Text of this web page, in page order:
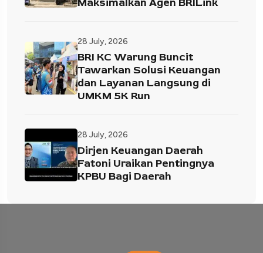
Maksimalkan Agen BRILink
28 July, 2026
BRI KC Warung Buncit
Tawarkan Solusi Keuangan
dan Layanan Langsung di
UMKM 5K Run
28 July, 2026
Dirjen Keuangan Daerah
Fatoni Uraikan Pentingnya
KPBU Bagi Daerah